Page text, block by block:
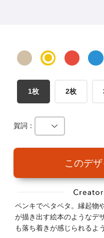
お問い合わせ
1枚 2枚
賀詞：
ペンキでペタペタ。縁起物
が描き出す絵本のようなデ
も落ち着きが感じられるよ